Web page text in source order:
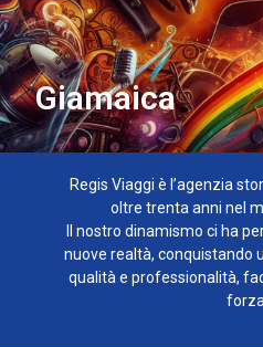
Giamaica
Regis Viaggi è l’agenzia
oltre trenta anni nel
Il nostro dinamismo ci ha
nuove realtà, conquistando
qualità e professionalità,
forza.